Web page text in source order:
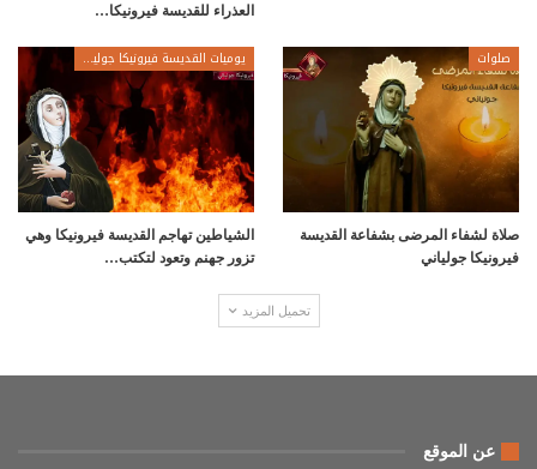
العذراء للقديسة فيرونيكا…
صلوات
صلاة لشفاء المرضى بشفاعة القديسة
فيرونيكا جولياني
يوميات القديسة فيرونيكا جولياني
الشياطين تهاجم القديسة فيرونيكا وهي
تزور جهنم وتعود لتكتب…
تحميل المزيد
عن الموقع